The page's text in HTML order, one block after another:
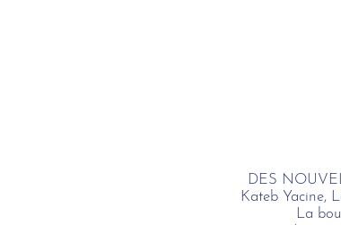
DES
Kateb Yacine,
La